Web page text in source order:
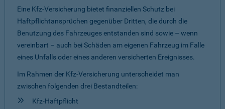
Eine Kfz-Versicherung bietet finanziellen Schutz bei
Haftpflichtansprüchen gegenüber Dritten, die durch die
Benutzung des Fahrzeuges entstanden sind sowie – wenn
vereinbart – auch bei Schäden am eigenen Fahrzeug im Falle
eines Unfalls oder eines anderen versicherten Ereignisses.
Im Rahmen der Kfz-Versicherung unterscheidet man
zwischen folgenden drei Bestandteilen:
Kfz-Haftpflicht